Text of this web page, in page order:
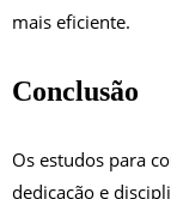
mais eficiente.
Conclusão
Os estudos para
dedicação e